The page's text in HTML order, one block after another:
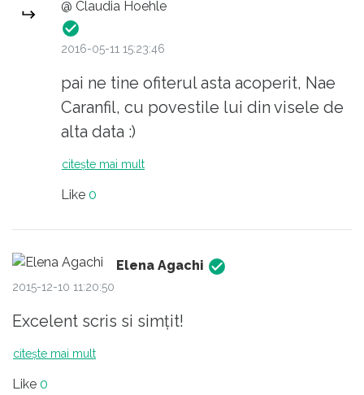
@ Claudia Hoehle
2016-05-11 15:23:46
pai ne tine ofiterul asta acoperit, Nae
Caranfil, cu povestile lui din visele de
alta data :)
citește mai mult
Like 0
Elena Agachi
2015-12-10 11:20:50
Excelent scris si simțit!
citește mai mult
Like 0